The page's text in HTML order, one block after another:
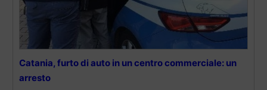
Catania, furto di auto in un centro commerciale: un
arresto